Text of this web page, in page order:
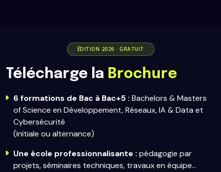
ÉDITION 2026 · GRATUIT
Télécharge la Brochure
6 formations de Bac à Bac+5 : Bachelors & Masters
of Science en Développement, Réseaux, IA & Data et
Cybersécurité
(initiale ou alternance)
Une école professionnalisante : pédagogie par
projets, séminaires techniques, travaux en équipe...